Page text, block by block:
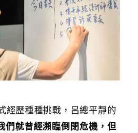
經歷種種挑戰，呂總平靜的
們就曾經瀕臨倒閉危機，但